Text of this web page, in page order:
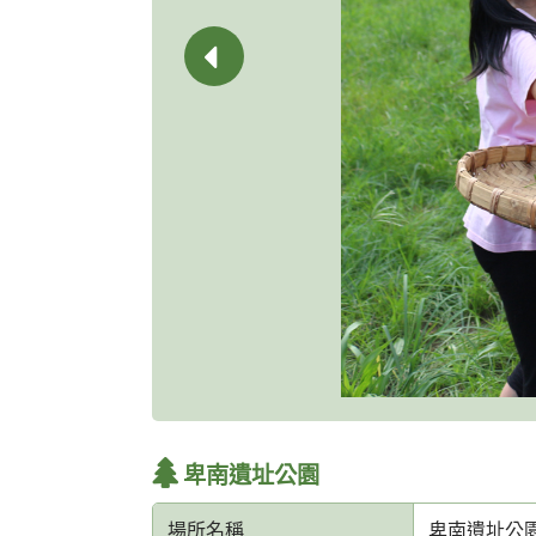
卑南遺址公園
場所名稱 卑南遺址公